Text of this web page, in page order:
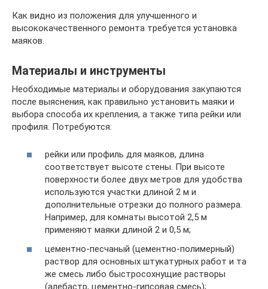
Как видно из положения для улучшенного и
высококачественного ремонта требуется установка
маяков.
Материалы и инструменты
Необходимые материалы и оборудования закупаются
после выяснения, как правильно установить маяки и
выбора способа их крепления, а также типа рейки или
профиля. Потребуются:
рейки или профиль для маяков, длина
соответствует высоте стены. При высоте
поверхности более двух метров для удобства
используются участки длиной 2 м и
дополнительные отрезки до полного размера.
Например, для комнаты высотой 2,5 м
применяют маяки длиной 2 и 0,5 м;
цементно-песчаный (цементно-полимерный)
раствор для основных штукатурных работ и та
же смесь либо быстросохнущие растворы
(алебастр, цементно-гипсовая смесь);